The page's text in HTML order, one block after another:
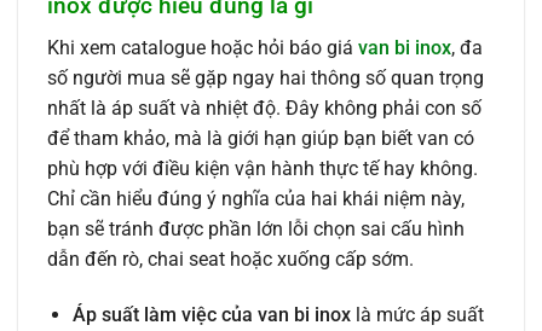
inox được hiểu đúng là gì
Khi xem catalogue hoặc hỏi báo giá van bi inox, đa
số người mua sẽ gặp ngay hai thông số quan trọng
nhất là áp suất và nhiệt độ. Đây không phải con số
để tham khảo, mà là giới hạn giúp bạn biết van có
phù hợp với điều kiện vận hành thực tế hay không.
Chỉ cần hiểu đúng ý nghĩa của hai khái niệm này,
bạn sẽ tránh được phần lớn lỗi chọn sai cấu hình
dẫn đến rò, chai seat hoặc xuống cấp sớm.
Áp suất làm việc của van bi inoxlà mức áp suất